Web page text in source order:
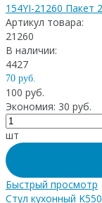
154YI-21260 Пакет
Артикул товара:
21260
В наличии:
4427
70 руб.
100 руб.
Экономия: 30 руб.
шт
Быстрый просмотр
Стул кухонный